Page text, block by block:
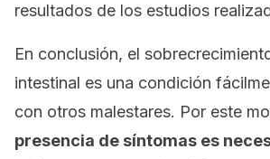
resultados de los estudios
En conclusión, el
intestinal es una condición
con otros malestares. Por este
presencia de síntomas es